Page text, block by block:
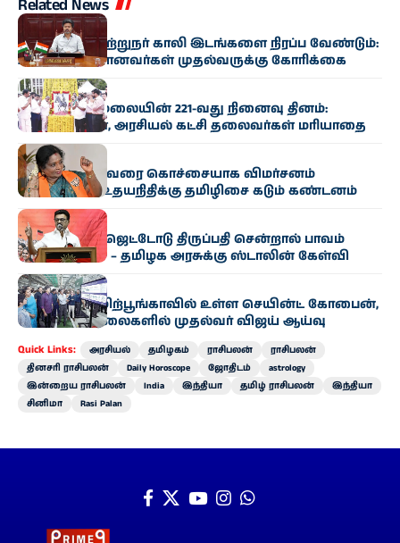
Related News
அரசியல்
ஆசிரியர் பயிற்றுநர் காலி இடங்களை நிரப்ப வேண்டும்:
2024-ல் தேர்வானவர்கள் முதல்வருக்கு கோரிக்கை
அரசியல்
தீரன் சின்னமலையின் 221-வது நினைவு தினம்:
அமைச்சர்கள், அரசியல் கட்சி தலைவர்கள் மரியாதை
அரசியல்
தமிழக முதல்வரை கொச்சையாக விமர்சனம்
செய்வதா? – உதயநிதிக்கு தமிழிசை கடும் கண்டனம்
அரசியல்
வேளாண் பட்ஜெட்டோடு திருப்பதி சென்றால் பாவம்
போய்விடுமா? – தமிழக அரசுக்கு ஸ்டாலின் கேள்வி
அரசியல்
சிப்காட் தொழிற்பூங்காவில் உள்ள செயின்ட் கோபைன்,
ரெனால்ட் ஆலைகளில் முதல்வர் விஜய் ஆய்வு
Quick Links: அரசியல் தமிழகம் ராசிபலன்
ராசிபலன்
தினசரி ராசிபலன்
Daily Horoscope ஜோதிடம்
astrology
இன்றைய ராசிபலன்
India இந்தியா தமிழ் ராசிபலன்
இந்தியா
சினிமா
Rasi Palan